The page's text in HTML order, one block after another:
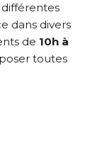
dans divers
de 10h à
toutes